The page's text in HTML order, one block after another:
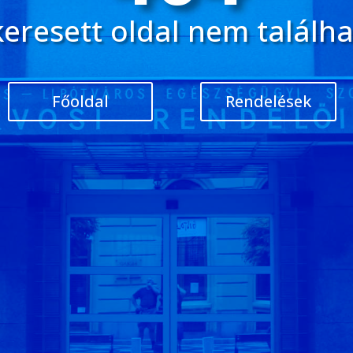
oldal nem
Főoldal Rendelések